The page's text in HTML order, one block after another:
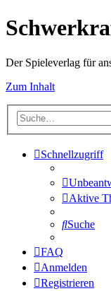
Der Spieleverlag für
Zum Inhalt
Schnellzugriff
Aktive
Suche
FAQ
Anmelden
Registrieren